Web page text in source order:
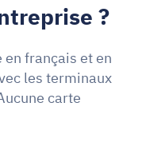
?
français et en
les terminaux
carte